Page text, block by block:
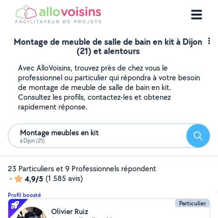
Montage de meuble de salle de bain en kit à Dijon
(21) et alentours
Avec AlloVoisins, trouvez près de chez vous le
professionnel ou particulier qui répondra à votre besoin
de montage de meuble de salle de bain en kit.
Consultez les profils, contactez-les et obtenez
rapidement réponse.
Montage meubles en kit
à Dijon (21)
23 Particuliers et 9 Professionnels répondent
-
4,9/5 (1 585 avis)
Profil boosté
Particulier
Olivier Ruiz